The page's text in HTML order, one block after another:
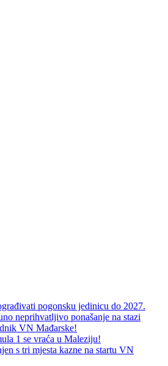
pogonsku jedinicu do 2027.
neprihvatljivo ponašanje na stazi
VN Mađarske!
1 se vraća u Maleziju!
s tri mjesta kazne na startu VN